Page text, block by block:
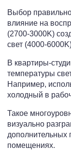
Выбор
влияние на
(2700-3000K)
свет (4000-
В квартиры-
температуры
Например,
холодный в
Такое
визуально
дополнительных
помещениях.